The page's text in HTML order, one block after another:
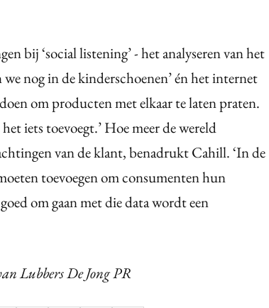
bij ‘social listening’ - het analyseren van het
we nog in de kinderschoenen’ én het internet
om producten met elkaar te laten praten.
iets toevoegt.’ Hoe meer de wereld
van de klant, benadrukt Cahill. ‘In de
toevoegen om consumenten hun
om gaan met die data wordt een
Lubbers De Jong PR